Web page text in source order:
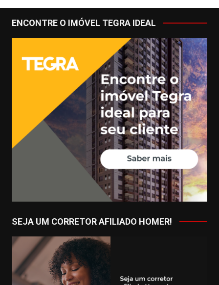
ENCONTRE O IMÓVEL TEGRA IDEAL
SEJA UM CORRETOR AFILIADO HOMER!